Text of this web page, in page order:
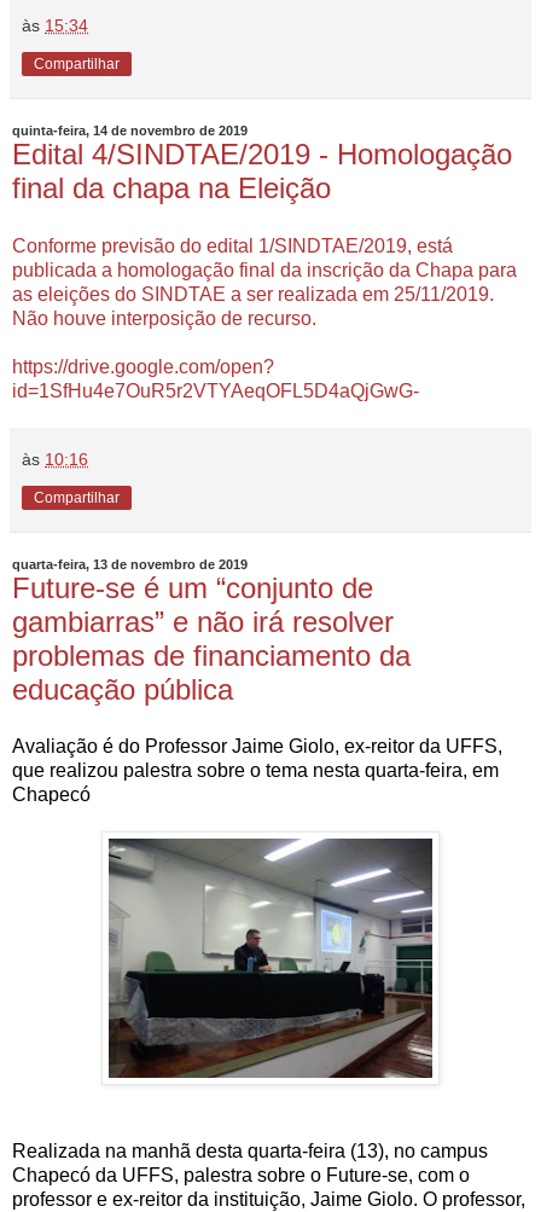
às 15:34
Compartilhar
quinta-feira, 14 de novembro de 2019
Edital 4/SINDTAE/2019 - Homologação
final da chapa na Eleição
Conforme previsão do edital 1/SINDTAE/2019, está
publicada a homologação final da inscrição da Chapa para
as eleições do SINDTAE a ser realizada em 25/11/2019.
Não houve interposição de recurso.
https://drive.google.com/open?
id=1SfHu4e7OuR5r2VTYAeqOFL5D4aQjGwG-
às 10:16
Compartilhar
quarta-feira, 13 de novembro de 2019
Future-se é um “conjunto de
gambiarras” e não irá resolver
problemas de financiamento da
educação pública
Avaliação é do Professor Jaime Giolo, ex-reitor da UFFS,
que realizou palestra sobre o tema nesta quarta-feira, em
Chapecó
Realizada na manhã desta quarta-feira (13), no campus
Chapecó da UFFS, palestra sobre o Future-se, com o
professor e ex-reitor da instituição, Jaime Giolo. O professor,